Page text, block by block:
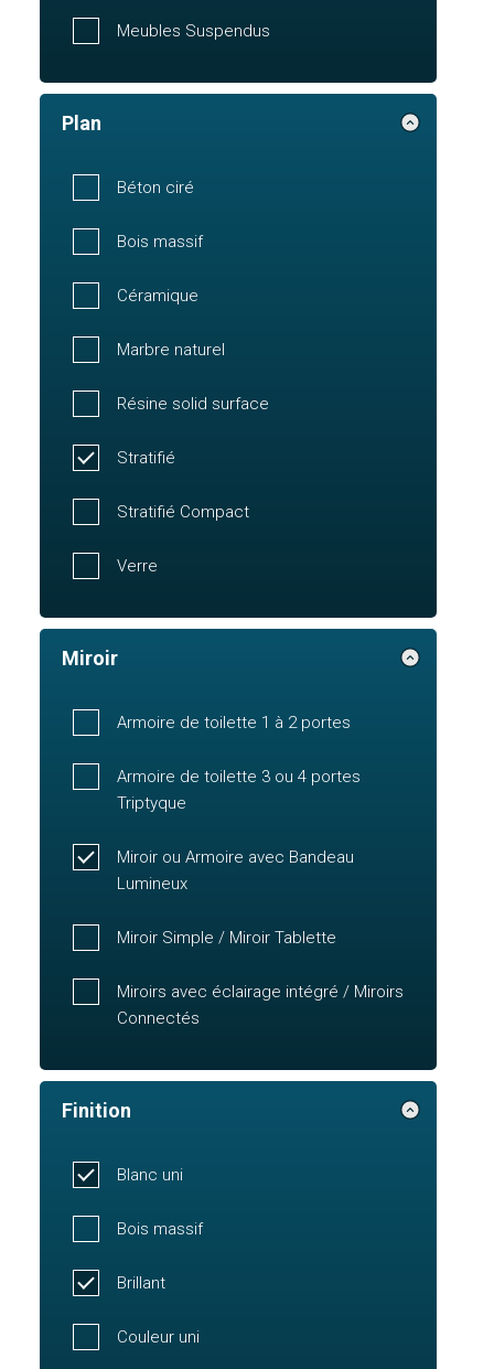
Meubles Suspendus
Plan
Béton ciré
Bois massif
Céramique
Marbre naturel
Résine solid surface
Stratifié
Stratifié Compact
Verre
Miroir
Armoire de toilette 1 à 2 portes
Armoire de toilette 3 ou 4 portes
Triptyque
Miroir ou Armoire avec Bandeau
Lumineux
Miroir Simple / Miroir Tablette
Miroirs avec éclairage intégré / Miroirs
Connectés
Finition
Blanc uni
Bois massif
Brillant
Couleur uni